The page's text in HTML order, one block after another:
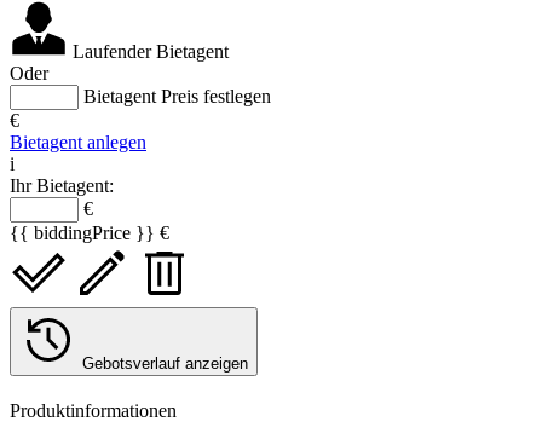
Laufender Bietagent
Oder
Bietagent Preis festlegen
€
Bietagent anlegen
i
Ihr Bietagent:
€
{{ biddingPrice }} €
Gebotsverlauf anzeigen
Produktinformationen